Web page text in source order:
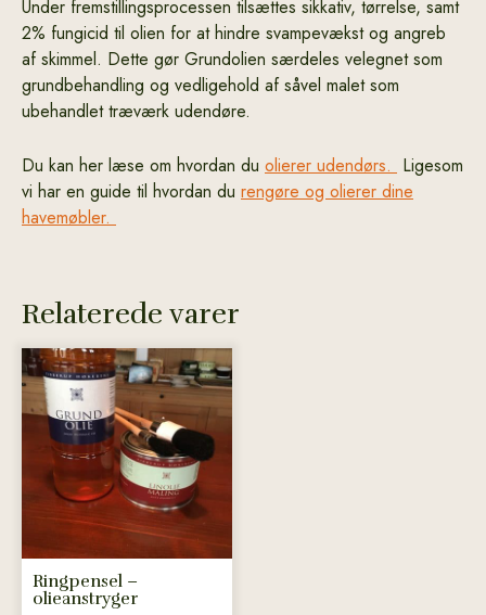
Under fremstillingsprocessen tilsættes sikkativ, tørrelse, samt
2% fungicid til olien for at hindre svampevækst og angreb
af skimmel. Dette gør Grundolien særdeles velegnet som
grundbehandling og vedligehold af såvel malet som
ubehandlet træværk udendøre.
Du kan her læse om hvordan du olierer udendørs. Ligesom
vi har en guide til hvordan du rengøre og olierer dine
havemøbler.
Relaterede varer
Ringpensel –
olieanstryger
Dette
vare
har
flere
varianter.
Mulighederne
vælges
varesiden